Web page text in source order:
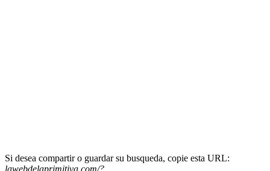
Si desea compartir o guardar su busqueda, copie esta URL:
lawebdelaprimitiva.com/?